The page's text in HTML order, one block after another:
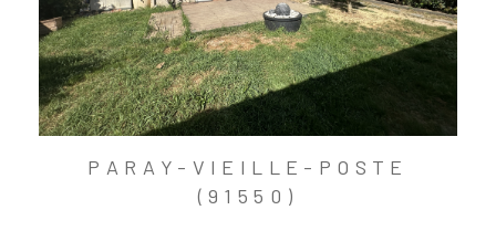
PARAY-VIEILLE-POSTE
(91550)